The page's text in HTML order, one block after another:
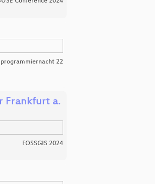
22
Frankfurt a.
FOSSGIS 2024